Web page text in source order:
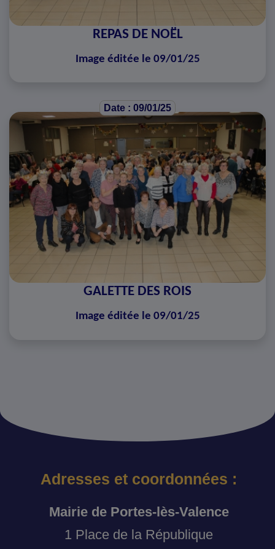
REPAS DE NOËL
Image éditée le 09/01/25
Date : 09/01/25
GALETTE DES ROIS
Image éditée le 09/01/25
Adresses et coordonnées :
Mairie de Portes-lès-Valence
1 Place de la République